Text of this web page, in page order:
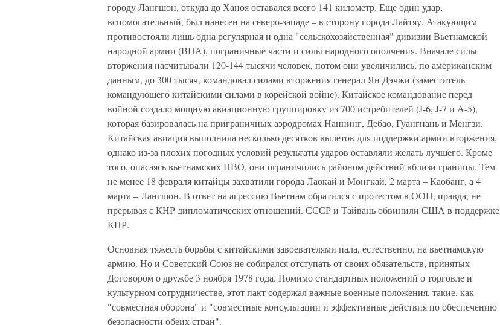
городу Лангшон, откуда до Ханоя оставался всего 141 километр. Еще один удар,
вспомогательный, был нанесен на северо-западе – в сторону города Лайтяу. Атакующим
противостояли лишь одна регулярная и одна "сельскохозяйственная" дивизии Вьетнамской
народной армии (ВНА), пограничные части и силы народного ополчения. Вначале силы
вторжения насчитывали 120-144 тысячи человек, потом они увеличились, по американским
данным, до 300 тысяч, командовал силами вторжения генерал Ян Дэчжи (заместитель
командующего китайскими силами в корейской войне). Китайское командование перед
войной создало мощную авиационную группировку из 700 истребителей (J-6, J-7 и А-5),
которая базировалась на приграничных аэродромах Наннинг, Дебао, Гуангнань и Менгзи.
Китайская авиация выполнила несколько десятков вылетов для поддержки армии вторжения,
однако из-за плохих погодных условий результаты ударов оставляли желать лучшего. Кроме
того, опасаясь вьетнамских ПВО, они ограничились районом действий вблизи границы. Тем
не менее 18 февраля китайцы захватили города Лаокай и Монгкай, 2 марта – Каобанг, а 4
марта – Лангшон. В ответ на агрессию Вьетнам обратился с протестом в ООН, правда, не
прерывая с КНР дипломатических отношений. СССР и Тайвань обвинили США в поддержке
КНР.
Основная тяжесть борьбы с китайскими завоевателями пала, естественно, на вьетнамскую
армию. Но и Советский Союз не собирался отступать от своих обязательств, принятых
Договором о дружбе 3 ноября 1978 года. Помимо стандартных положений о торговле и
культурном сотрудничестве, этот пакт содержал важные военные положения, такие, как
"совместная оборона" и "совместные консультации и эффективные действия по обеспечению
безопасности обеих стран".